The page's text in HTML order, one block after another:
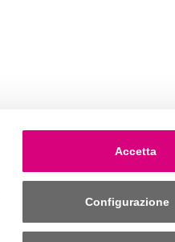
Accetta
Configurazione